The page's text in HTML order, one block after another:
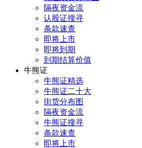
隔夜资金流
认股证搜寻
条款速查
即将上市
即将到期
到期结算价值
牛熊证
牛熊证精选
牛熊证二十大
街货分布图
隔夜资金流
牛熊证搜寻
条款速查
即将上市